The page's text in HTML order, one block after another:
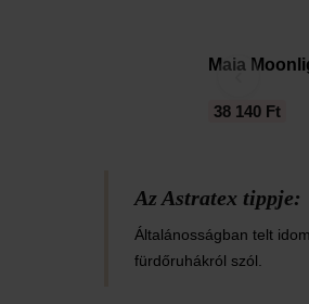
‹
Maia
38 140 Ft
Az Astratex tippje:
Általánosságban telt
fürdőruhákról szól.